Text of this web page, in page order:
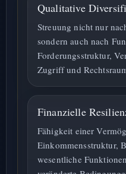
Qualitative
Streuung nicht nur
sondern auch nach
Forderungsstruktur,
Zugriff und
Finanzielle
Fähigkeit einer
Einkommensstruktur,
wesentliche